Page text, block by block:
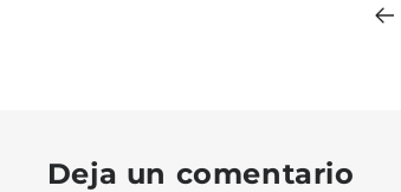
Deja un comentario